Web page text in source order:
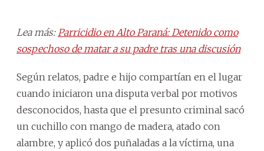
Lea más: Parricidio en Alto Paraná: Detenido como
sospechoso de matar a su padre tras una discusión
Según relatos, padre e hijo compartían en el lugar
cuando iniciaron una disputa verbal por motivos
desconocidos, hasta que el presunto criminal sacó
un cuchillo con mango de madera, atado con
alambre, y aplicó dos puñaladas a la víctima, una